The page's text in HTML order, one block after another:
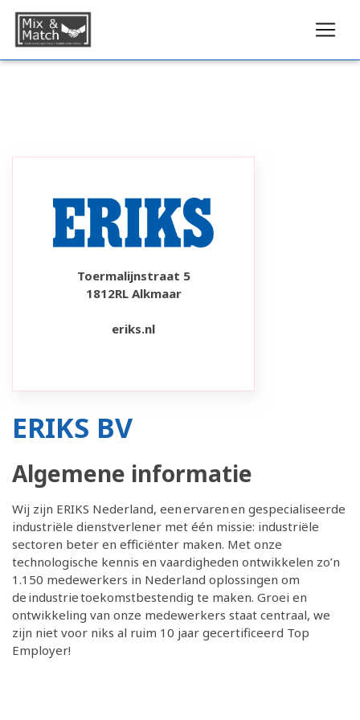
Toermalijnstraat 5
1812RL Alkmaar
eriks.nl
ERIKS BV
Algemene informatie
Wij zijn ERIKS Nederland, een ervaren en gespecialiseerde
industriële dienstverlener met één missie: industriële
sectoren beter en efficiënter maken. Met onze
technologische kennis en vaardigheden ontwikkelen zo’n
1.150 medewerkers in Nederland oplossingen om
de industrie toekomstbestendig te maken. Groei en
ontwikkeling van onze medewerkers staat centraal, we
zijn niet voor niks al ruim 10 jaar gecertificeerd Top
Employer!